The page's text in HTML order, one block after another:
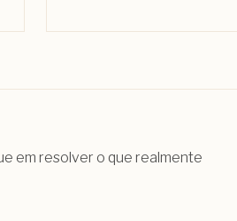
em resolver o que realmente